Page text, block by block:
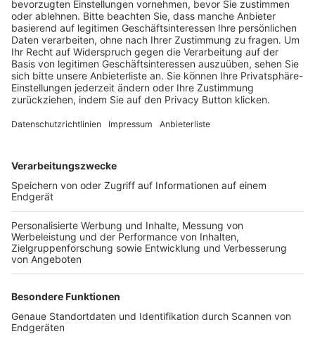
BFV-Geschäftsstellen
Trainerbörse
Login SpielPlus
FOLGE DEM BFV
TOP-VEREINE
TOP-PARTNER